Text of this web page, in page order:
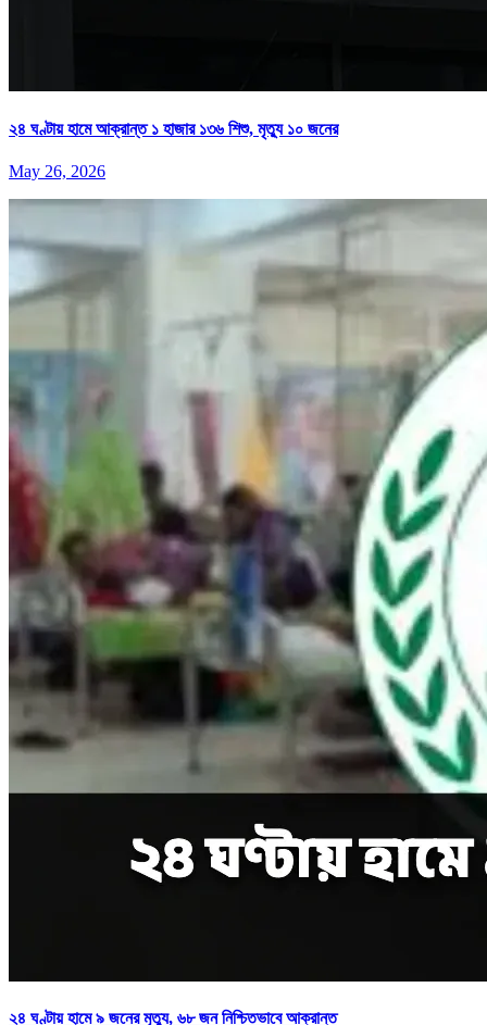
২৪ ঘণ্টায় হামে আক্রান্ত ১ হাজার ১৩৬ শিশু, মৃত্যু ১০ জনের
May 26, 2026
২৪ ঘণ্টায় হামে ৯ জনের মৃত্যু, ৬৮ জন নিশ্চিতভাবে আক্রান্ত